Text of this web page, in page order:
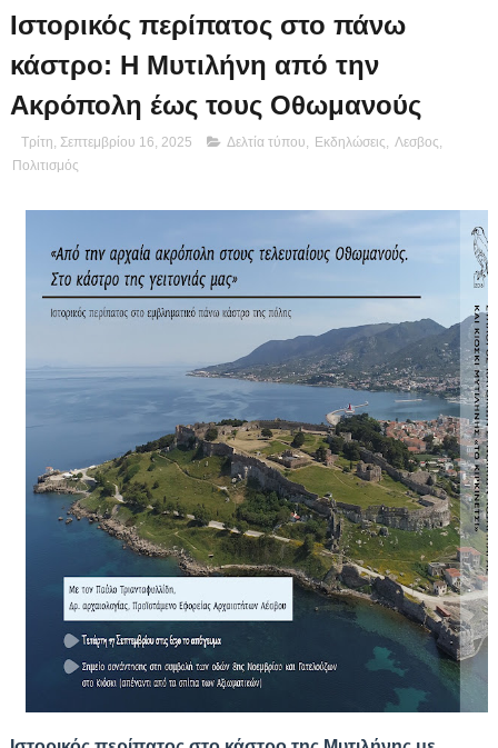
Ιστορικός περίπατος στο πάνω
κάστρο: Η Μυτιλήνη από την
Ακρόπολη έως τους Οθωμανούς
Τρίτη, Σεπτεμβρίου 16, 2025 Δελτία τύπου Εκδηλώσεις Λεσβος
Πολιτισμός